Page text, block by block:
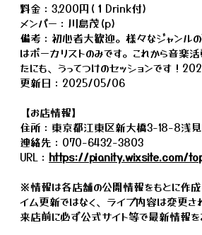
料金：3,200円(１Drink付)
メンバー：川島茂(p)
備考：初心者大歓迎。様々なジャンル
はボーカリストのみです。これから音楽
たにも、うってつけのセッションです！
更新日：2025/05/06
【お店情報】
住所：東京都江東区新大橋3-18-8浅
連絡先：070-6432-3803
URL： https://pianity.wixsite.com/
※情報は各店舗の公開情報をもとに作成
イム更新ではなく、ライブ内容は変更さ
来店前に必ず公式サイト等で最新情報を